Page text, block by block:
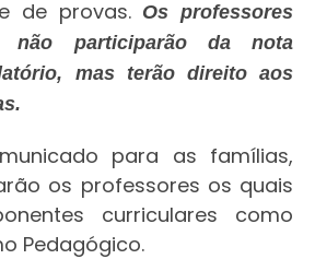
de provas. Os professores
não participarão da nota
mas terão direito aos
para as famílias,
os professores os quais
curriculares como
Pedagógico.